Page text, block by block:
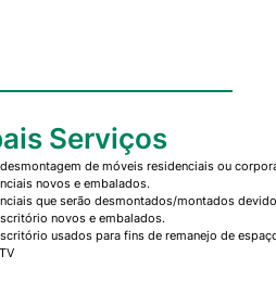
Serviços
de móveis residenciais ou
novos e embalados.
que serão desmontados/montados
novos e embalados.
usados para fins de remanejo de